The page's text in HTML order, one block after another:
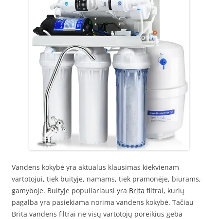
Vandens kokybė yra aktualus klausimas kiekvienam
vartotojui, tiek buityje, namams, tiek pramonėje, biurams,
gamyboje. Buityje populiariausi yra Brita filtrai, kurių
pagalba yra pasiekiama norima vandens kokybė. Tačiau
Brita vandens filtrai ne visų vartotojų poreikius geba